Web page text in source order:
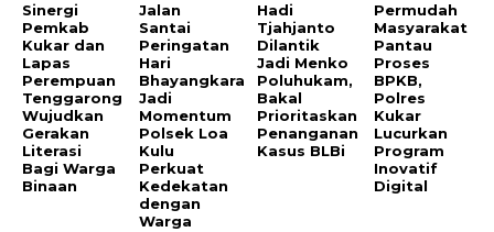
Sinergi
Pemkab
Kukar dan
Lapas
Perempuan
Tenggarong
Wujudkan
Gerakan
Literasi
Bagi Warga
Binaan
Jalan
Santai
Peringatan
Hari
Bhayangkara
Jadi
Momentum
Polsek Loa
Kulu
Perkuat
Kedekatan
dengan
Warga
Hadi
Tjahjanto
Dilantik
Jadi Menko
Poluhukam,
Bakal
Prioritaskan
Penanganan
Kasus BLBi
Permudah
Masyarakat
Pantau
Proses
BPKB,
Polres
Kukar
Lucurkan
Program
Inovatif
Digital